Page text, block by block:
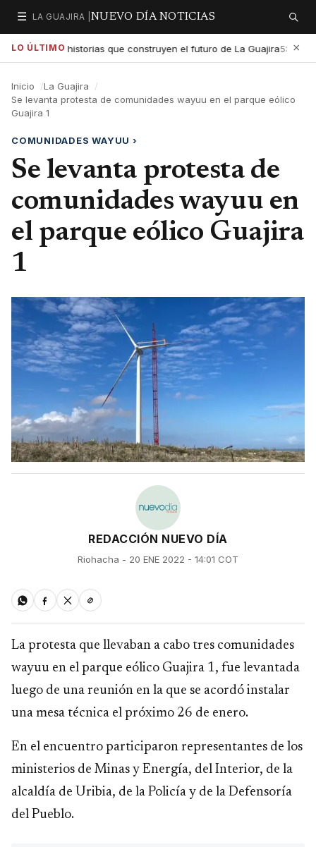
☰
Secciones
LA GUAJIRA | NUEVO DÍA NOTICIAS Buscar
LO ÚLTIMO
exaltar las historias que construyen el futuro de La Guajira5:01 PM
×
Inicio
La Guajira
Se levanta protesta de comunidades wayuu en el parque eólico
Guajira 1
COMUNIDADES WAYUU›
Se levanta protesta de
comunidades wayuu en
el parque eólico Guajira
1
REDACCIÓN NUEVO DÍA
Riohacha - 20 ENE 2022 - 14:01 COT
La protesta que llevaban a cabo tres comunidades
wayuu en el parque eólico Guajira 1, fue levantada
luego de una reunión en la que se acordó instalar
una mesa técnica el próximo 26 de enero.
En el encuentro participaron representantes de los
ministerios de Minas y Energía, del Interior, de la
alcaldía de Uribia, de la Policía y de la Defensoría
del Pueblo.